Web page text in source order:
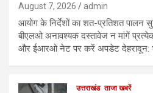
August 7, 2026 admin
आयोग के निर्देशों का शत-प्रतिशत पालन
बीएलओ अनावश्यक दस्तावेज न मांगें
और ईआरओ नेट पर करें अपडेट देहरादून:
उत्तराखंड ताजा खबरें